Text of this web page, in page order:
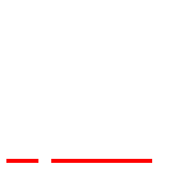
Flpa.ro